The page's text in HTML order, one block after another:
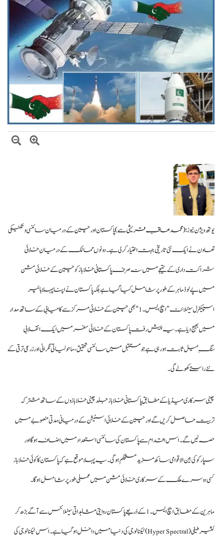
بلاول بھٹو کا آزاد کشمیر انتخابات پر دھاندلی کا الزام، ن لیگ پر سخت تنقید
ایران اور امریکہ کے درمیان ثالثی میں پاکستان کا اہم کردار، ایرانی ترجمان اسماعیل
بقائی کا دعویٰ
وزیراعظم شہباز شریف کی ملک ظہیر اقبال چنڑ سے تعزیت، ملک اقبال چنڑ
کی خدمات کو خراجِ عقیدت
یوتھ ویژن نیوز :(محمد عاقب قریشی سے)پاکستان اور چین کے درمیان سائنسی و تکنیکی
تعاون نے ایک نئی تاریخی جہت اختیار کرلی ہے۔ دونوں ممالک کے درمیان خلائی
شراکت داری کے نتیجے میں نہ صرفپاکستانی خلا بازکو چین کے خلائی مشن
میں پے لوڈ ماہر کے طور پر شامل کیا گیا ہے بلکہ پاکستان نے اپنا پہلا ہائپر
اسپیکٹرل سیٹلائٹ ” ایچ ایس۔1“بھی چین کے خلائی مرکز سے کامیابی کے ساتھ مدار
میں بھیج دیا ہے۔ یہ پیش رفت پاکستان کے خلائی سفر میں ایک انقلابی
سنگِ میل ثابت ہو رہی ہے جو مستقبل میں سائنسی تحقیق، ماحولیاتی نگرانی اور زرعی ترقی کے
نئے راستے کھولے گی۔
چینی سرکاری میڈیا کے مطابق پاکستانی خلا باز جلد چینی خلا بازوں کے ساتھ مشترکہ
تربیت حاصل کریں گے اور چین کے خلائی اسٹیشن کے درمیانی مدتی منصوبے میں
حصہ لیں گے۔ اس اقدام سے پاکستان کی سائنسی استعداد میں اضافہ ہوگا اور
سپارکو کی بین الاقوامی ساکھ مزید مستحکم ہوگی۔ یہ پہلا موقع ہے کہ پاکستان کا کوئی خلا باز
کسی دوسرے ملک کے سرکاری خلائی مشن میں عملی طور پر شامل ہوگا۔
ماہرین کے مطابق ایچ ایس۔1 کے ذریعے پاکستان روایتی مشاہداتی سیٹلائٹس سے آگے بڑھ کر
کثیر طیفی (Hyper Spectral) ٹیکنالوجی کی دنیا میں داخل ہوگیا ہے۔ اس ٹیکنالوجی کی